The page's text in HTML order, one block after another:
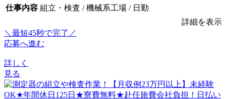
仕事内容 組立・検査 / 機械系工場 / 日勤
詳細を表示
＼最短45秒で完了／
応募へ進む
詳しく
見る